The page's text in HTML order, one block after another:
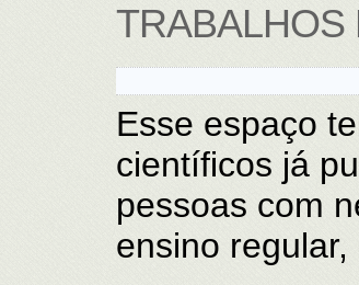
TRABALHOS
Esse espaço
científicos já
pessoas com
ensino